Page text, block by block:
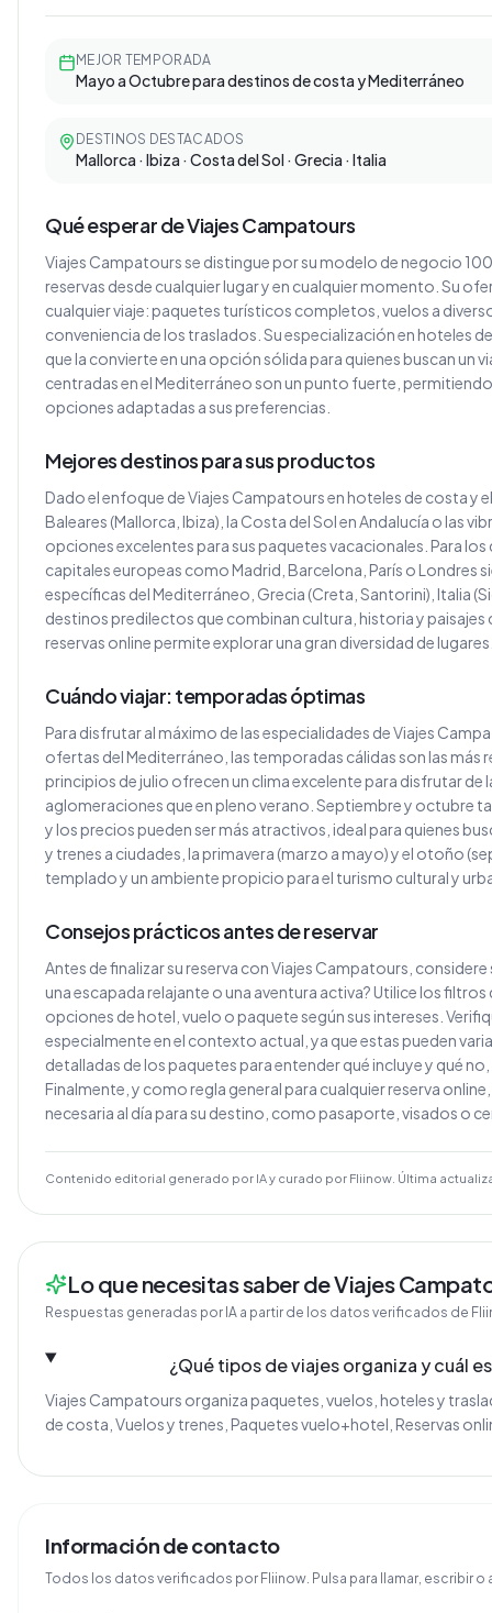
MEJOR TEMPORADA
Mayo a Octubre para destinos de costa y Mediterráneo
DESTINOS DESTACADOS
Mallorca · Ibiza · Costa del Sol · Grecia · Italia
Qué esperar de Viajes Campatours
Viajes Campatours se distingue por su modelo de negocio
reservas desde cualquier lugar y en cualquier momento. Su
cualquier viaje: paquetes turísticos completos, vuelos a
conveniencia de los traslados. Su especialización en hoteles
que la convierte en una opción sólida para quienes buscan un
centradas en el Mediterráneo son un punto fuerte,
opciones adaptadas a sus preferencias.
Mejores destinos para sus productos
Dado el enfoque de Viajes Campatours en hoteles de costa y
Baleares (Mallorca, Ibiza), la Costa del Sol en Andalucía o las
opciones excelentes para sus paquetes vacacionales. Para
capitales europeas como Madrid, Barcelona, París o Londres
específicas del Mediterráneo, Grecia (Creta, Santorini), Italia
destinos predilectos que combinan cultura, historia y
reservas online permite explorar una gran diversidad de
Cuándo viajar: temporadas óptimas
Para disfrutar al máximo de las especialidades de Viajes
ofertas del Mediterráneo, las temporadas cálidas son las más
principios de julio ofrecen un clima excelente para disfrutar
aglomeraciones que en pleno verano. Septiembre y octubre
y los precios pueden ser más atractivos, ideal para quienes
y trenes a ciudades, la primavera (marzo a mayo) y el otoño
templado y un ambiente propicio para el turismo cultural y
Consejos prácticos antes de reservar
Antes de finalizar su reserva con Viajes Campatours,
una escapada relajante o una aventura activa? Utilice los
opciones de hotel, vuelo o paquete según sus intereses.
especialmente en el contexto actual, ya que estas pueden
detalladas de los paquetes para entender qué incluye y qué
Finalmente, y como regla general para cualquier reserva
necesaria al día para su destino, como pasaporte, visados o
Contenido editorial generado por IA y curado por Fliinow. Última
Lo que necesitas saber de Viajes
Respuestas generadas por IA a partir de los datos verificados de
¿Qué tipos de viajes organiza y cuál
Viajes Campatours organiza paquetes, vuelos, hoteles y
de costa, Vuelos y trenes, Paquetes vuelo+hotel, Reservas
Información de contacto
Todos los datos verificados por Fliinow. Pulsa para llamar, escribir o